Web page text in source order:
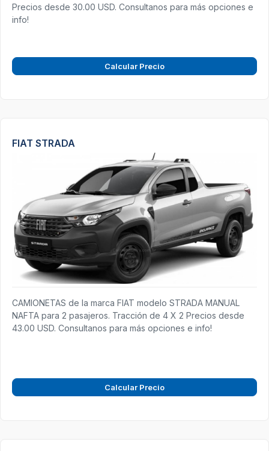
Precios desde 30.00 USD. Consultanos para más opciones e
info!
Calcular Precio
FIAT STRADA
CAMIONETAS de la marca FIAT modelo STRADA MANUAL
NAFTA para 2 pasajeros. Tracción de 4 X 2 Precios desde
43.00 USD. Consultanos para más opciones e info!
Calcular Precio